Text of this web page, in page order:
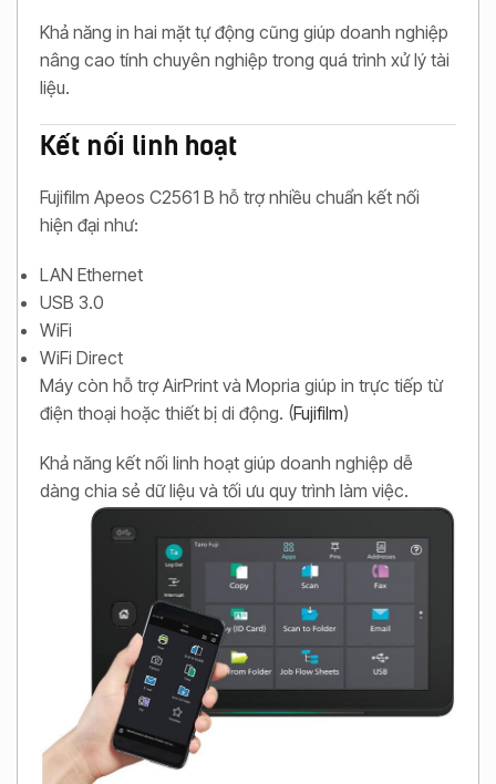
Khả năng in hai mặt tự động cũng giúp doanh nghiệp
nâng cao tính chuyên nghiệp trong quá trình xử lý tài
liệu.
Kết nối linh hoạt
Fujifilm Apeos C2561 B hỗ trợ nhiều chuẩn kết nối
hiện đại như:
LAN Ethernet
USB 3.0
WiFi
WiFi Direct
Máy còn hỗ trợ AirPrint và Mopria giúp in trực tiếp từ
điện thoại hoặc thiết bị di động. (Fujifilm)
Khả năng kết nối linh hoạt giúp doanh nghiệp dễ
dàng chia sẻ dữ liệu và tối ưu quy trình làm việc.